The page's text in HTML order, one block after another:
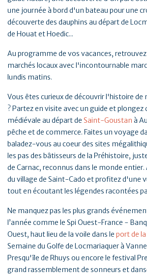
une journée à bord d'un bateau pour une
découverte des dauphins au départ de
de Houat et Hoedic...
Au programme de vos vacances, retrouvez
marchés locaux avec l'incontournable
lundis matins.
Vous êtes curieux de découvrir l'histoire
? Partez en visite avec un guide et plongez
médiévale au départ de Saint-Goustan à
pêche et de commerce. Faites un voyage
baladez-vous au coeur des sites
les pas des bâtisseurs de la Préhistoire,
de Carnac, reconnus dans le monde entier.
du village de Saint-Cado et profitez d'une
tout en écoutant les légendes racontées
Ne manquez pas les plus grands
l’année comme le Spi Ouest-France -
Ouest, haut lieu de la voile dans le port de
Semaine du Golfe de Locmariaquer à
Presqu'île de Rhuys ou encore le festival
grand rassemblement de sonneurs et